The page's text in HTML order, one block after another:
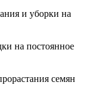
и уборки на
на постоянное
семян